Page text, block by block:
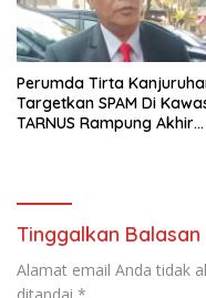
Perumda Tirta
Targetkan SPAM Di
TARNUS Rampung Akhir
Tinggalkan Balasan
Alamat email Anda tidak